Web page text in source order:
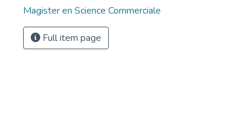
Magister en Science Commerciale
Full item page